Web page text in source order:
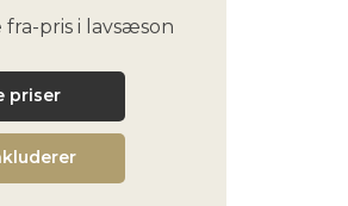
fra-pris i lavsæson
priser